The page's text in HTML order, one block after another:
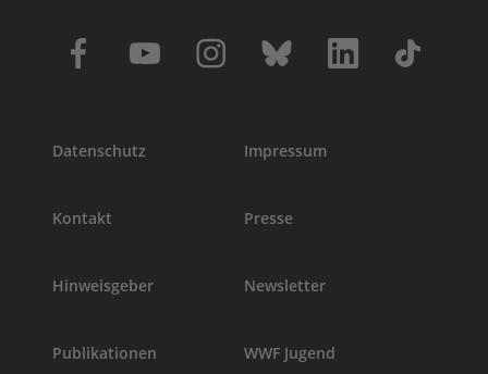
Datenschutz Impressum
Kontakt Presse
Hinweisgeber Newsletter
Publikationen WWF Jugend